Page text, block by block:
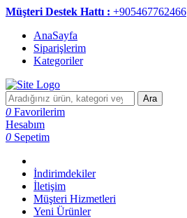
Müşteri Destek Hattı : +905467762466
AnaSayfa
Siparişlerim
Kategoriler
Ara
0 Favorilerim
Hesabım
0 Sepetim
İndirimdekiler
İletişim
Müşteri Hizmetleri
Yeni Ürünler